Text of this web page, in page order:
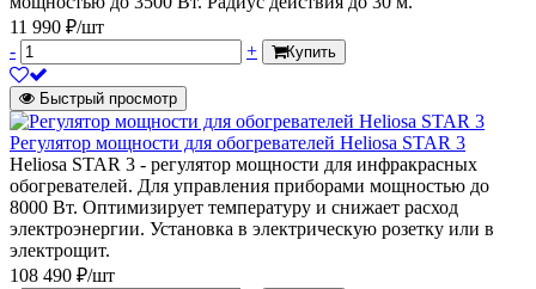
11 990 ₽/шт
-
+ Купить
Быстрый просмотр
Регулятор мощности для обогревателей Heliosa STAR 3
Heliosa STAR 3 - регулятор мощности для инфракрасных
обогревателей. Для управления приборами мощностью до
8000 Вт. Оптимизирует температуру и снижает расход
электроэнергии. Установка в электрическую розетку или в
электрощит.
108 490 ₽/шт